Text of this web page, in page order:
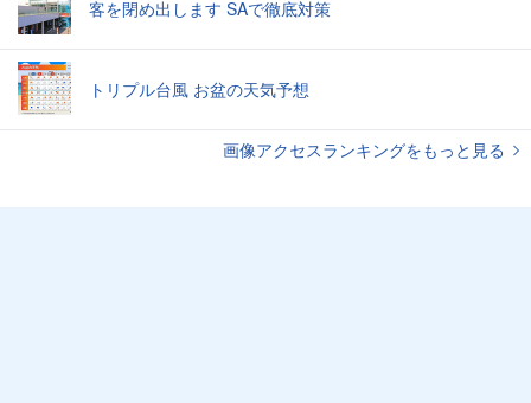
客を閉め出します SAで徹底対策
トリプル台風 お盆の天気予想
画像アクセスランキングをもっと見る